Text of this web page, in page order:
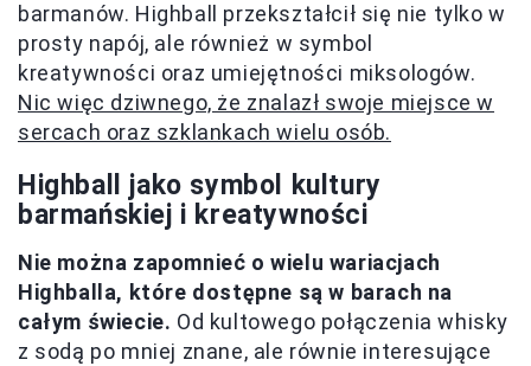
barmanów. Highball przekształcił się nie tylko w
prosty napój, ale również w symbol
kreatywności oraz umiejętności miksologów.
Nic więc dziwnego, że znalazł swoje miejsce w
sercach oraz szklankach wielu osób.
Highball jako symbol kultury
barmańskiej i kreatywności
Nie można zapomnieć o wielu wariacjach
Highballa, które dostępne są w barach na
całym świecie. Od kultowego połączenia whisky
z sodą po mniej znane, ale równie interesujące